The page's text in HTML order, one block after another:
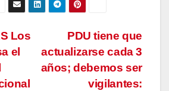
PDU tiene que
actualizarse cada 3
años; debemos ser
vigilantes:
Los
el